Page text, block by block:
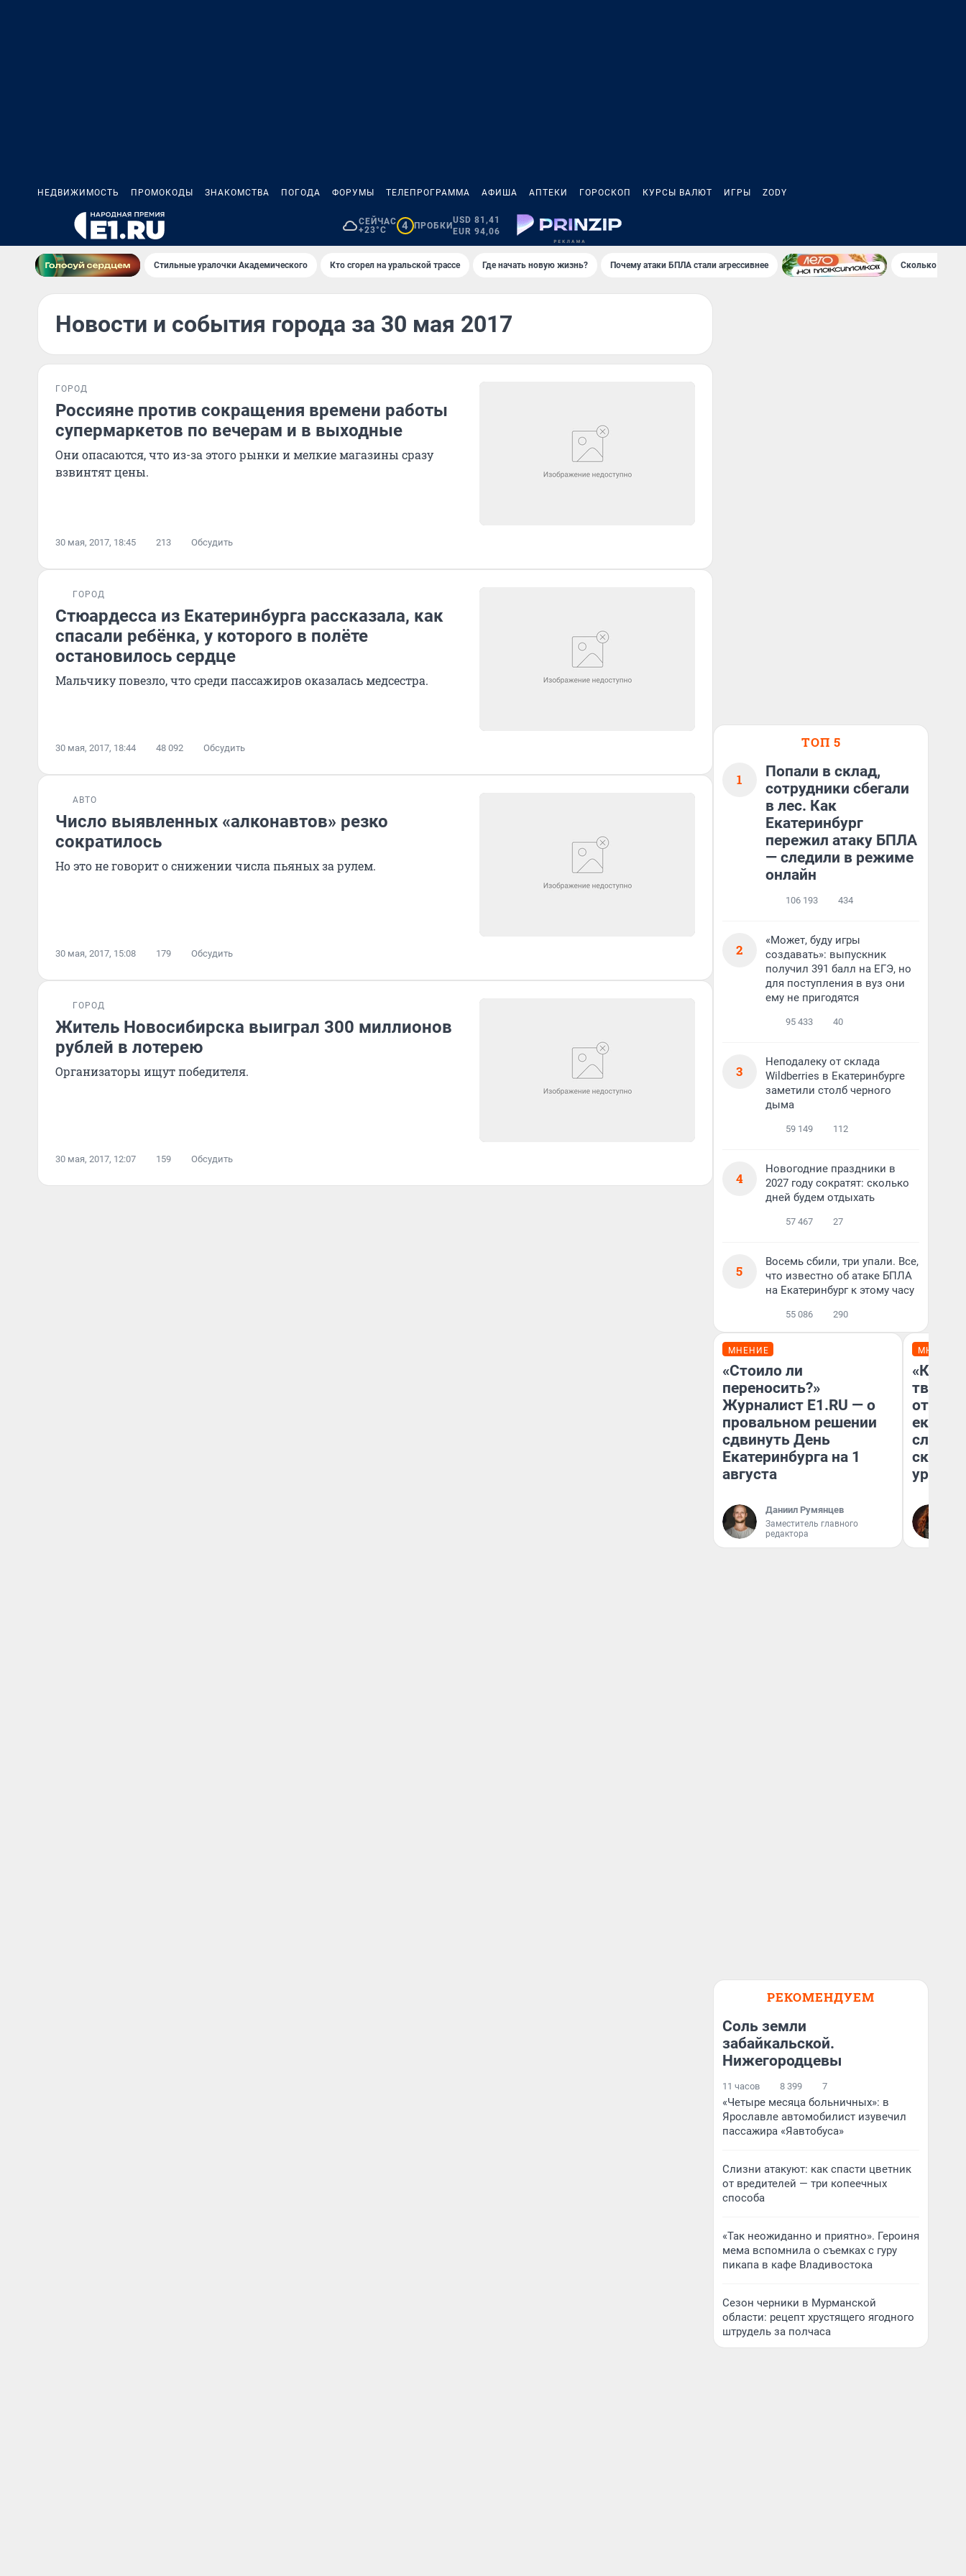
НЕДВИЖИМОСТЬ ПРОМОКОДЫ ЗНАКОМСТВА ПОГОДА ФОРУМЫ ТЕЛЕПРОГРАММА АФИША АПТЕКИ ГОРОСКОП КУРСЫ ВАЛЮТ ИГРЫ ZODY
СЕЙЧАС
+23°C
4 ПРОБКИ
USD 81,41
EUR 94,06
Стильные уралочки Академического Кто сгорел на уральской трассе Где начать новую жизнь? Почему атаки БПЛА стали агрессивнее Сколько Клава
Новости и события города за 30 мая 2017
ГОРОД
Россияне против сокращения времени работы
супермаркетов по вечерам и в выходные
Они опасаются, что из-за этого рынки и мелкие магазины сразу
взвинтят цены.
30 мая, 2017, 18:45 213 Обсудить
ГОРОД
Стюардесса из Екатеринбурга рассказала, как
спасали ребёнка, у которого в полёте
остановилось сердце
Мальчику повезло, что среди пассажиров оказалась медсестра.
30 мая, 2017, 18:44 48 092 Обсудить
АВТО
Число выявленных «алконавтов» резко
сократилось
Но это не говорит о снижении числа пьяных за рулем.
30 мая, 2017, 15:08 179 Обсудить
ГОРОД
Житель Новосибирска выиграл 300 миллионов
рублей в лотерею
Организаторы ищут победителя.
30 мая, 2017, 12:07 159 Обсудить
ТОП 5
1
Попали в склад,
сотрудники сбегали
в лес. Как
Екатеринбург
пережил атаку БПЛА
— следили в режиме
онлайн
106 193 434
2
«Может, буду игры
создавать»: выпускник
получил 391 балл на ЕГЭ, но
для поступления в вуз они
ему не пригодятся
95 433 40
3
Неподалеку от склада
Wildberries в Екатеринбурге
заметили столб черного
дыма
59 149 112
4
Новогодние праздники в
2027 году сократят: сколько
дней будем отдыхать
57 467 27
5
Восемь сбили, три упали. Все,
что известно об атаке БПЛА
на Екатеринбург к этому часу
55 086 290
МНЕНИЕ
«Стоило ли
переносить?»
Журналист E1.RU — о
провальном решении
сдвинуть День
Екатеринбурга на 1
августа
Даниил Румянцев
Заместитель главного
редактора
МНЕНИЕ
РЕКОМЕНДУЕМ
Соль земли
забайкальской.
Нижегородцевы
11 часов 8 399 7
«Четыре месяца больничных»: в
Ярославле автомобилист изувечил
пассажира «Яавтобуса»
Слизни атакуют: как спасти цветник
от вредителей — три копеечных
способа
«Так неожиданно и приятно». Героиня
мема вспомнила о съемках с гуру
пикапа в кафе Владивостока
Сезон черники в Мурманской
области: рецепт хрустящего ягодного
штрудель за полчаса